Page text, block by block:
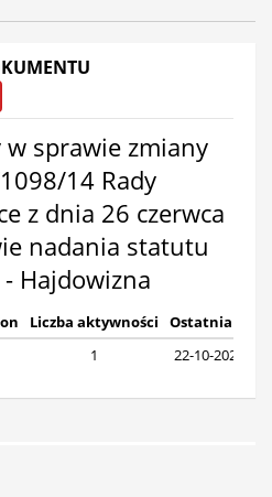
w sprawie zmiany
14 Rady
z dnia 26 czerwca
nadania statutu
Hajdowizna
Liczba aktywności
Ostatnia
1 22-10-2025,